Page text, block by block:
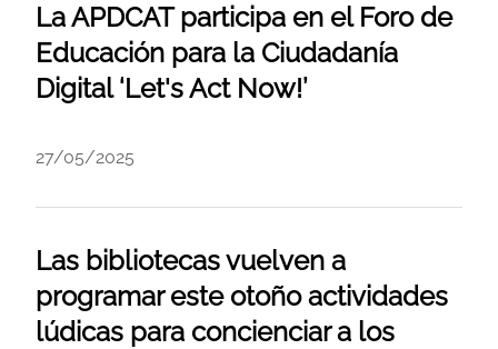
La APDCAT participa en el Foro de
Educación para la Ciudadanía
Digital ‘Let's Act Now!’
27/05/2025
Las bibliotecas vuelven a
programar este otoño actividades
lúdicas para concienciar a los